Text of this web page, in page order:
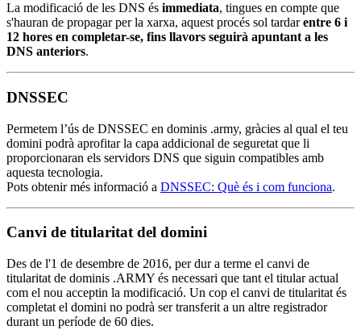
La modificació de les DNS és immediata, tingues en compte que
s'hauran de propagar per la xarxa, aquest procés sol tardarentre 6 i
12 hores en completar-se, fins llavors seguirà apuntant a les
DNS anteriors.
DNSSEC
Permetem l’ús de DNSSEC en dominis .army, gràcies al qual el teu
domini podrà aprofitar la capa addicional de seguretat que li
proporcionaran els servidors DNS que siguin compatibles amb
aquesta tecnologia.
Pots obtenir més informació a DNSSEC: Què és i com funciona.
Canvi de titularitat del domini
Des de l'1 de desembre de 2016, per dur a terme el canvi de
titularitat de dominis .ARMY és necessari que tant el titular actual
com el nou acceptin la modificació. Un cop el canvi de titularitat és
completat el domini no podrà ser transferit a un altre registrador
durant un període de 60 dies.